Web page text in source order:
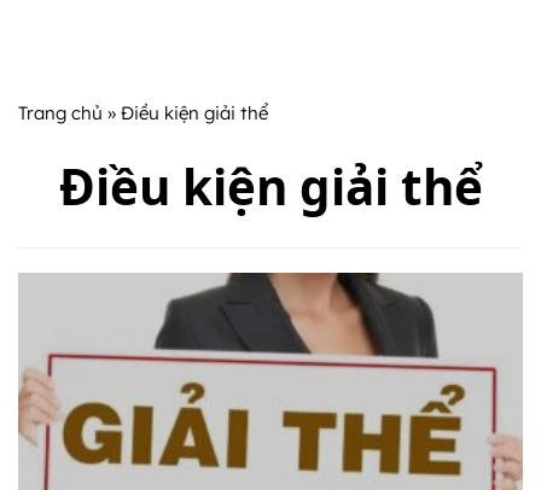
Trang chủ » Điều kiện giải thể
Điều kiện giải thể